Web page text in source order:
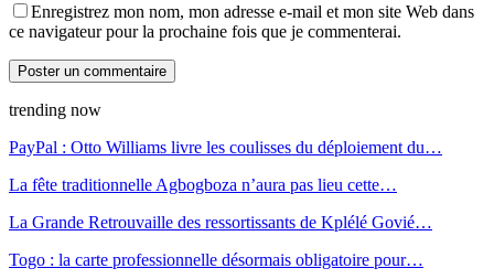
Enregistrez mon nom, mon adresse e-mail et mon site Web dans
ce navigateur pour la prochaine fois que je commenterai.
trending now
PayPal : Otto Williams livre les coulisses du déploiement du…
La fête traditionnelle Agbogboza n’aura pas lieu cette…
La Grande Retrouvaille des ressortissants de Kplélé Govié…
Togo : la carte professionnelle désormais obligatoire pour…